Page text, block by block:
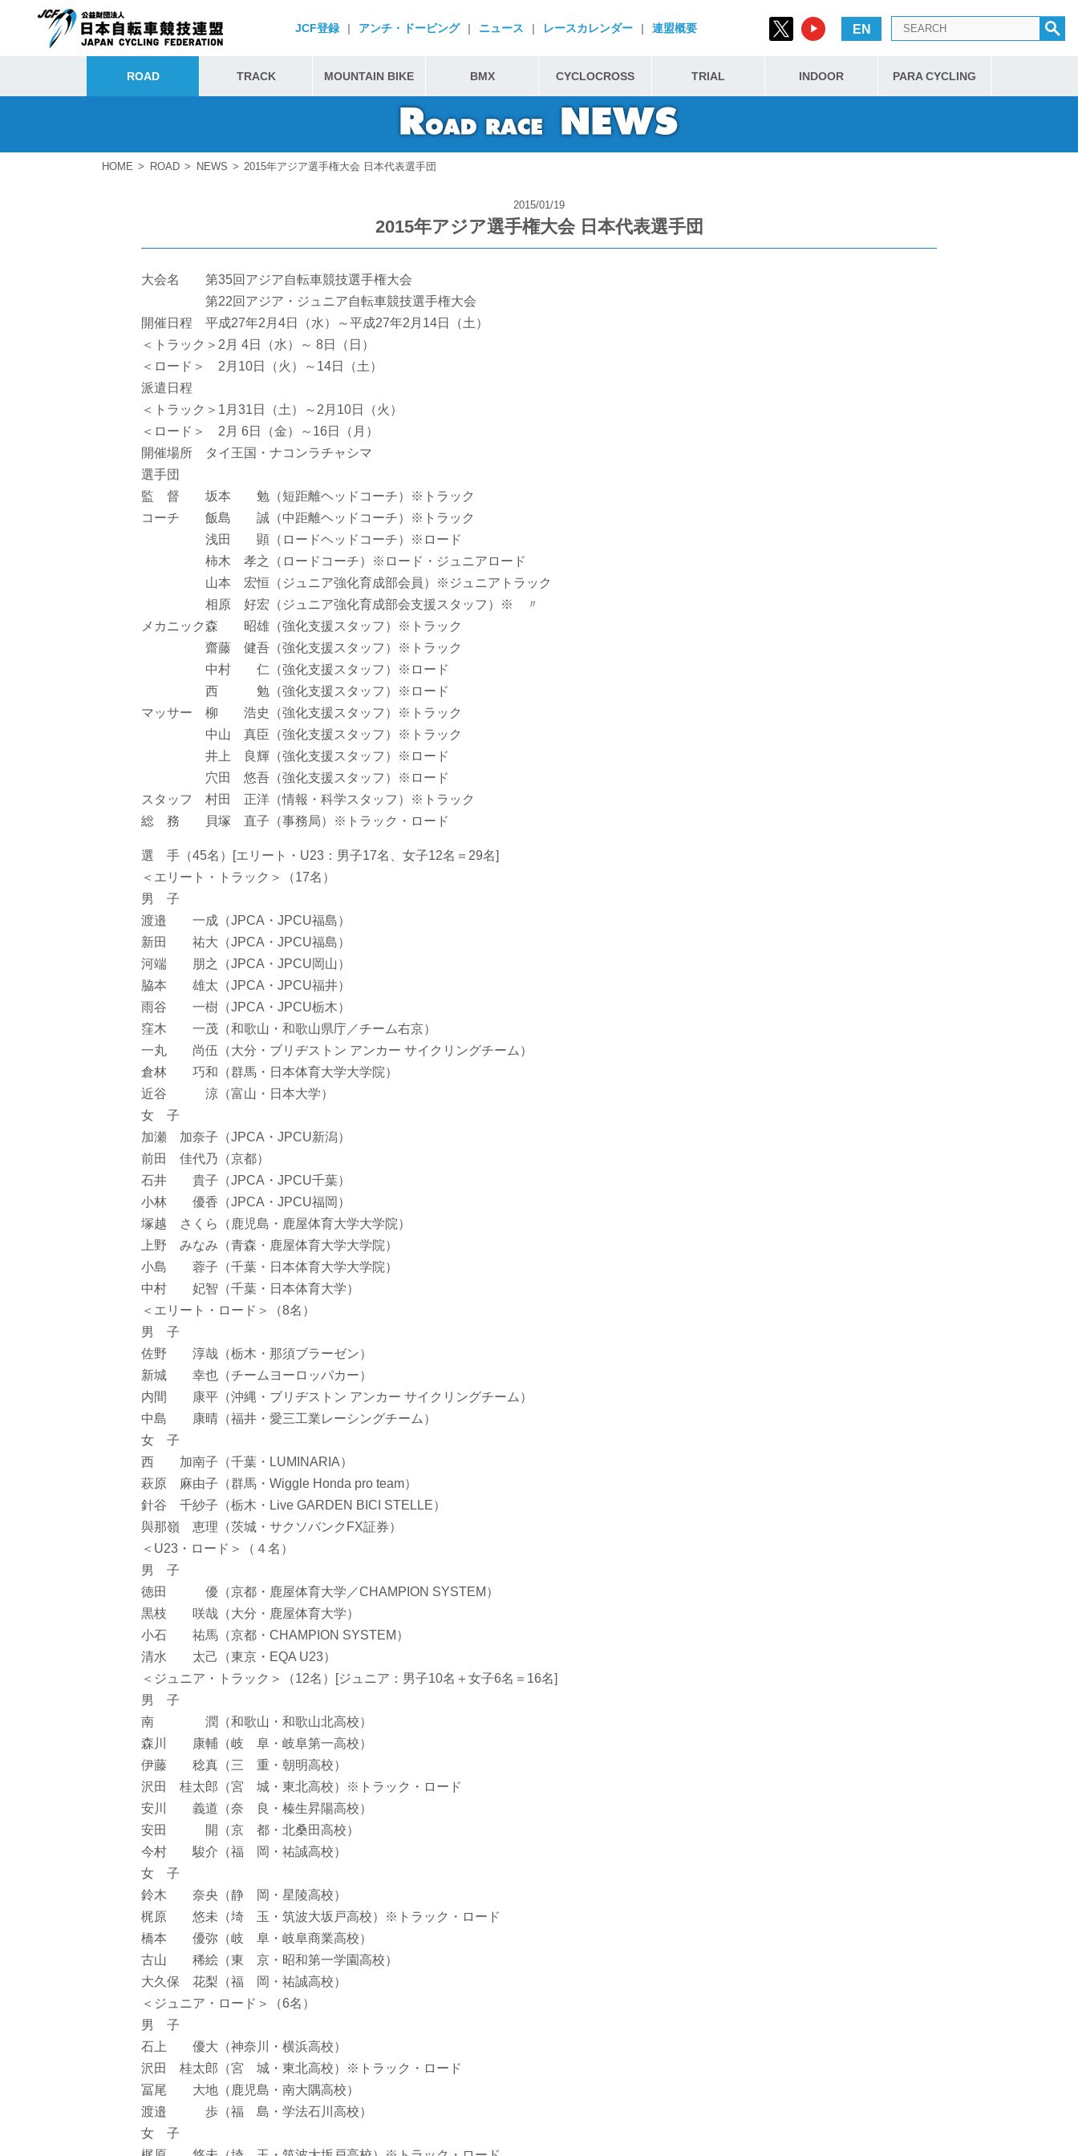
JCF登録 | アンチ・ドーピング | ニュース | レースカレンダー | 連盟概要 EN
ROAD TRACK MOUNTAIN BIKE BMX CYCLOCROSS TRIAL INDOOR PARA CYCLING
HOME ROAD NEWS 2015年アジア選手権大会 日本代表選手団
2015/01/19
2015年アジア選手権大会 日本代表選手団
大会名 第35回アジア自転車競技選手権大会
第22回アジア・ジュニア自転車競技選手権大会
開催日程 平成27年2月4日（水）～平成27年2月14日（土）
＜トラック＞2月 4日（水）～ 8日（日）
＜ロード＞ 2月10日（火）～14日（土）
派遣日程
＜トラック＞1月31日（土）～2月10日（火）
＜ロード＞ 2月 6日（金）～16日（月）
開催場所 タイ王国・ナコンラチャシマ
選手団
監 督 坂本 勉（短距離ヘッドコーチ）※トラック
コーチ 飯島 誠（中距離ヘッドコーチ）※トラック
浅田 顕（ロードヘッドコーチ）※ロード
柿木 孝之（ロードコーチ）※ロード・ジュニアロード
山本 宏恒（ジュニア強化育成部会員）※ジュニアトラック
相原 好宏（ジュニア強化育成部会支援スタッフ）※ 〃
メカニック森 昭雄（強化支援スタッフ）※トラック
齋藤 健吾（強化支援スタッフ）※トラック
中村 仁（強化支援スタッフ）※ロード
西 勉（強化支援スタッフ）※ロード
マッサー 柳 浩史（強化支援スタッフ）※トラック
中山 真臣（強化支援スタッフ）※トラック
井上 良輝（強化支援スタッフ）※ロード
穴田 悠吾（強化支援スタッフ）※ロード
スタッフ 村田 正洋（情報・科学スタッフ）※トラック
総 務 貝塚 直子（事務局）※トラック・ロード
選 手（45名）[エリート・U23：男子17名、女子12名＝29名]
＜エリート・トラック＞（17名）
男 子
渡邉 一成（JPCA・JPCU福島）
新田 祐大（JPCA・JPCU福島）
河端 朋之（JPCA・JPCU岡山）
脇本 雄太（JPCA・JPCU福井）
雨谷 一樹（JPCA・JPCU栃木）
窪木 一茂（和歌山・和歌山県庁／チーム右京）
一丸 尚伍（大分・ブリヂストン アンカー サイクリングチーム）
倉林 巧和（群馬・日本体育大学大学院）
近谷 涼（富山・日本大学）
女 子
加瀬 加奈子（JPCA・JPCU新潟）
前田 佳代乃（京都）
石井 貴子（JPCA・JPCU千葉）
小林 優香（JPCA・JPCU福岡）
塚越 さくら（鹿児島・鹿屋体育大学大学院）
上野 みなみ（青森・鹿屋体育大学大学院）
小島 蓉子（千葉・日本体育大学大学院）
中村 妃智（千葉・日本体育大学）
＜エリート・ロード＞（8名）
男 子
佐野 淳哉（栃木・那須ブラーゼン）
新城 幸也（チームヨーロッパカー）
内間 康平（沖縄・ブリヂストン アンカー サイクリングチーム）
中島 康晴（福井・愛三工業レーシングチーム）
女 子
西 加南子（千葉・LUMINARIA）
萩原 麻由子（群馬・Wiggle Honda pro team）
針谷 千紗子（栃木・Live GARDEN BICI STELLE）
與那嶺 恵理（茨城・サクソバンクFX証券）
＜U23・ロード＞（４名）
男 子
徳田 優（京都・鹿屋体育大学／CHAMPION SYSTEM）
黒枝 咲哉（大分・鹿屋体育大学）
小石 祐馬（京都・CHAMPION SYSTEM）
清水 太己（東京・EQA U23）
＜ジュニア・トラック＞（12名）[ジュニア：男子10名＋女子6名＝16名]
男 子
南 潤（和歌山・和歌山北高校）
森川 康輔（岐 阜・岐阜第一高校）
伊藤 稔真（三 重・朝明高校）
沢田 桂太郎（宮 城・東北高校）※トラック・ロード
安川 義道（奈 良・榛生昇陽高校）
安田 開（京 都・北桑田高校）
今村 駿介（福 岡・祐誠高校）
女 子
鈴木 奈央（静 岡・星陵高校）
梶原 悠未（埼 玉・筑波大坂戸高校）※トラック・ロード
橋本 優弥（岐 阜・岐阜商業高校）
古山 稀絵（東 京・昭和第一学園高校）
大久保 花梨（福 岡・祐誠高校）
＜ジュニア・ロード＞（6名）
男 子
石上 優大（神奈川・横浜高校）
沢田 桂太郎（宮 城・東北高校）※トラック・ロード
冨尾 大地（鹿児島・南大隅高校）
渡邉 歩（福 島・学法石川高校）
女 子